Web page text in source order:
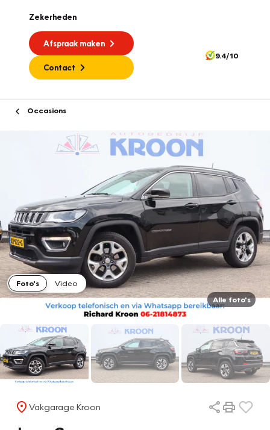
Zekerheden
Afspraak maken
Contact
9.4/10
Occasions
Foto's
Video
Alle foto's
Vakgarage Kroon